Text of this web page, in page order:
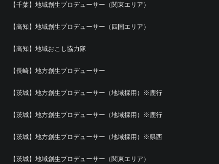
【千葉】地域創生プロデューサー（関東エリア）
【高知】地域創生プロデューサー（四国エリア）
【高知】地域おこし協力隊
【長崎】地方創生プロデューサー
【茨城】地方創生プロデューサー（地域採用）※鹿行
【茨城】地方創生プロデューサー（地域採用）※鹿行
【茨城】地方創生プロデューサー（地域採用）※県西
【茨城】地域創生プロデューサー（関東エリア）